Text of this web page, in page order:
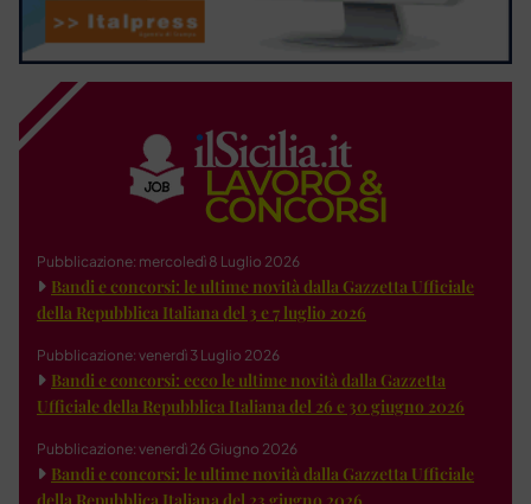
Pubblicazione: mercoledì 8 Luglio 2026
Bandi e concorsi: le ultime novità dalla Gazzetta Ufficiale
della Repubblica Italiana del 3 e 7 luglio 2026
Pubblicazione: venerdì 3 Luglio 2026
Bandi e concorsi: ecco le ultime novità dalla Gazzetta
Ufficiale della Repubblica Italiana del 26 e 30 giugno 2026
Pubblicazione: venerdì 26 Giugno 2026
Bandi e concorsi: le ultime novità dalla Gazzetta Ufficiale